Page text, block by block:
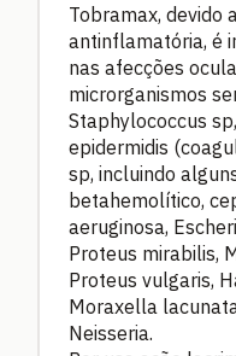
Tobramax, devido
antinflamatória, é
nas afecções
microrganismos
Staphylococcus
epidermidis
sp, incluindo
betahemolítico,
aeruginosa,
Proteus mirabilis,
Proteus vulgaris,
Moraxella
Neisseria.